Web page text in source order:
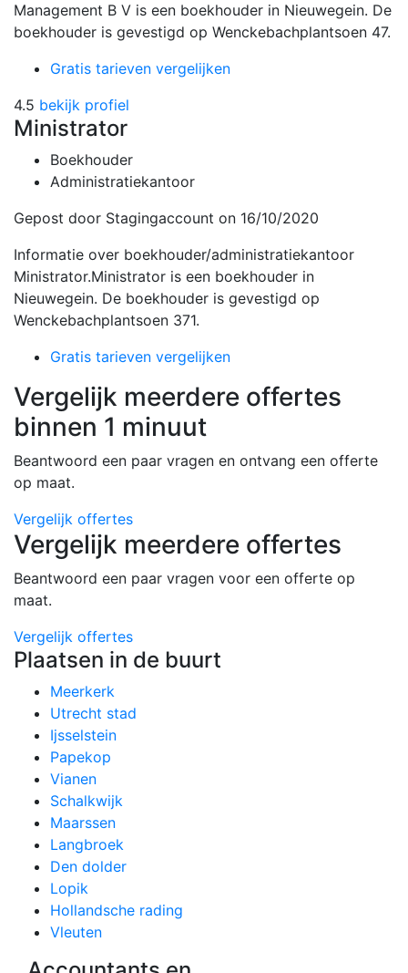
Management B V is een boekhouder in Nieuwegein. De
boekhouder is gevestigd op Wenckebachplantsoen 47.
Gratis tarieven vergelijken
4.5 bekijk profiel
Ministrator
Boekhouder
Administratiekantoor
Gepost door Stagingaccount on 16/10/2020
Informatie over boekhouder/administratiekantoor
Ministrator.Ministrator is een boekhouder in
Nieuwegein. De boekhouder is gevestigd op
Wenckebachplantsoen 371.
Gratis tarieven vergelijken
Vergelijk meerdere offertes
binnen 1 minuut
Beantwoord een paar vragen en ontvang een offerte
op maat.
Vergelijk offertes
Vergelijk meerdere offertes
Beantwoord een paar vragen voor een offerte op
maat.
Vergelijk offertes
Plaatsen in de buurt
Meerkerk
Utrecht stad
Ijsselstein
Papekop
Vianen
Schalkwijk
Maarssen
Langbroek
Den dolder
Lopik
Hollandsche rading
Vleuten